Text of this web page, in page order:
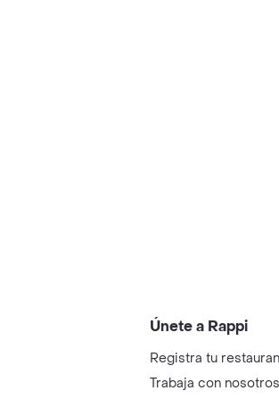
Únete a Rappi
Registra tu
Trabaja con nosotros